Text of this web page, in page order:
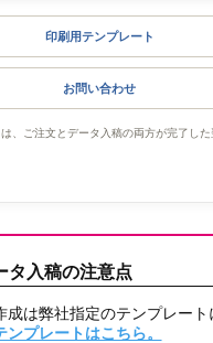
タ入稿の注意点
成は弊社指定のテンプレート
ンプレートはこちら。
印刷用テンプレート
お問い合わせ
、ご注文とデータ入稿の両方が完了した